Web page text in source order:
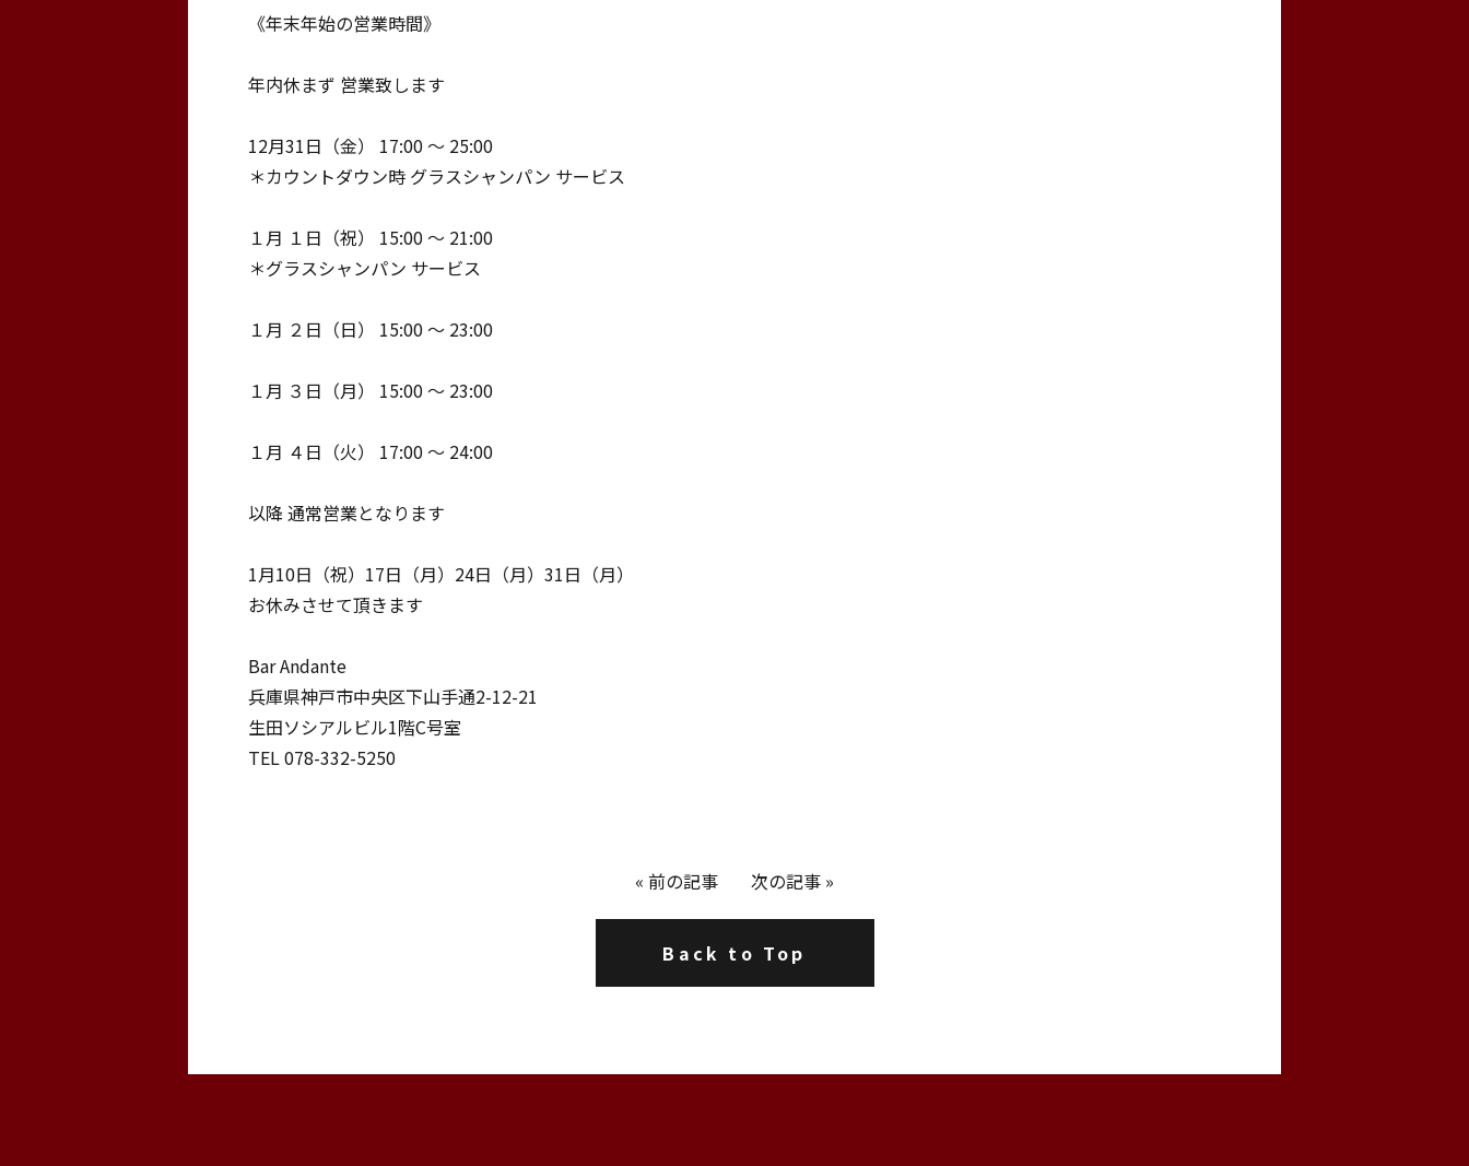
《年末年始の営業時間》
年内休まず 営業致します
12月31日（金） 17:00 〜 25:00
＊カウントダウン時 グラスシャンパン サービス
１月 １日（祝） 15:00 〜 21:00
＊グラスシャンパン サービス
１月 ２日（日） 15:00 〜 23:00
１月 ３日（月） 15:00 〜 23:00
１月 ４日（火） 17:00 〜 24:00
以降 通常営業となります
1月10日（祝）17日（月）24日（月）31日（月）
お休みさせて頂きます
Bar Andante
兵庫県神戸市中央区下山手通2-12-21
生田ソシアルビル1階C号室
TEL 078-332-5250
« 前の記事 次の記事 »
Back to Top